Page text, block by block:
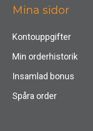
Mina sidor
Kontouppgifter
Min orderhistorik
Insamlad bonus
Spåra order